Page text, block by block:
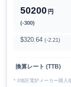
50200 円
(-300)
$320.64 (-2.21)
換算レート (TTB)
* 3地区電炉メーカー購入